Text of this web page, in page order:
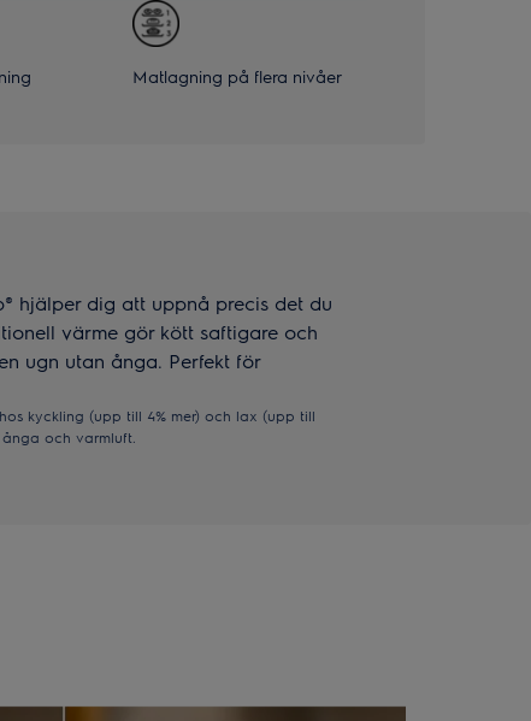
Matlagning på flera nivåer
hjälper dig att uppnå precis det du
värme gör kött saftigare och
ugn utan ånga. Perfekt för
kyckling (upp till 4% mer) och lax (upp till
och varmluft.